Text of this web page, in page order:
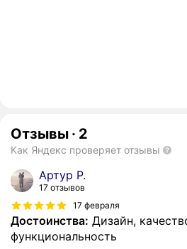
Отзывы · 2
Как Яндекс проверяет отзывы
Артур Р.
17 отзывов
17 февраля
Достоинства: Дизайн,
функциональность